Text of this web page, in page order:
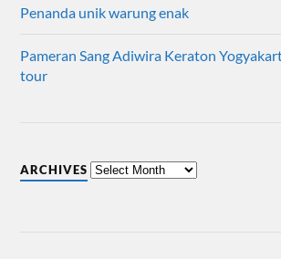
Penanda unik warung enak
Pameran Sang Adiwira Keraton
tour
ARCHIVES